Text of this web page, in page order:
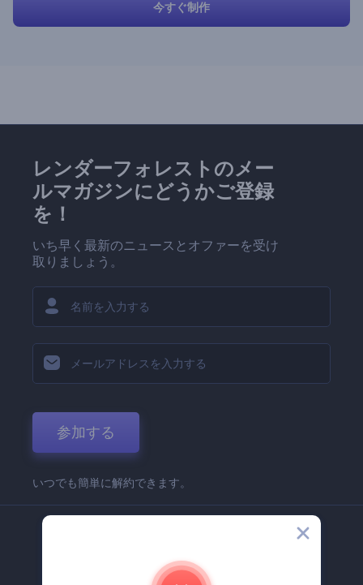
今すぐ制作
レンダーフォレストのメー
ルマガジンにどうかご登録
を！
いち早く最新のニュースとオファーを受け
取りましょう。
参加する
いつでも簡単に解約できます。
Renderforest 企業情報